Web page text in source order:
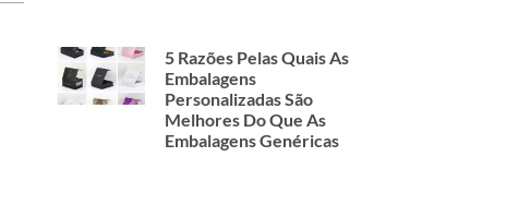
5 Razões Pelas Quais As
Embalagens
Personalizadas São
Melhores Do Que As
Embalagens Genéricas